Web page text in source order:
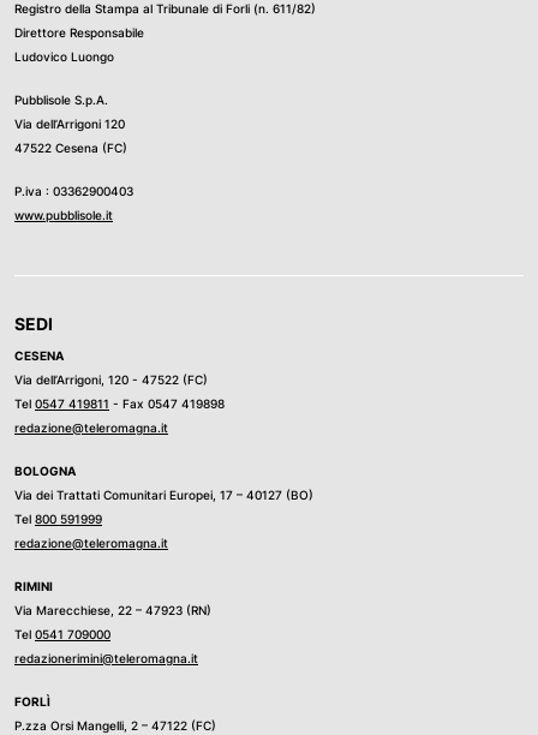
Registro della Stampa al Tribunale di Forli (n. 611/82)
Direttore Responsabile
Ludovico Luongo
Pubblisole S.p.A.
Via dell’Arrigoni 120
47522 Cesena (FC)
P.iva : 03362900403
www.pubblisole.it
SEDI
CESENA
Via dell’Arrigoni, 120 - 47522 (FC)
Tel 0547 419811 - Fax 0547 419898
redazione@teleromagna.it
BOLOGNA
Via dei Trattati Comunitari Europei, 17 – 40127 (BO)
Tel 800 591999
redazione@teleromagna.it
RIMINI
Via Marecchiese, 22 – 47923 (RN)
Tel 0541 709000
redazionerimini@teleromagna.it
FORLÌ
P.zza Orsi Mangelli, 2 – 47122 (FC)